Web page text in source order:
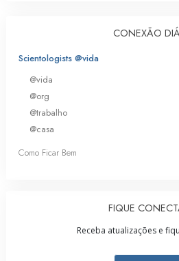
CONEXÃO
Scientologists @vida
@vida
@org
@trabalho
@casa
Como Ficar Bem
FIQUE
Receba atualizações e